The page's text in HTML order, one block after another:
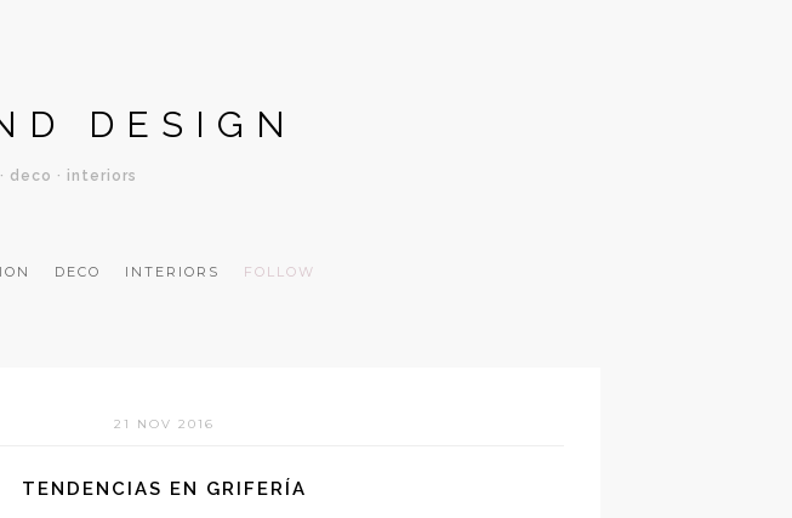
DESIGN
deco · interiors
DECO INTERIORS FOLLOW
21 NOV 2016
TENDENCIAS EN GRIFERÍA